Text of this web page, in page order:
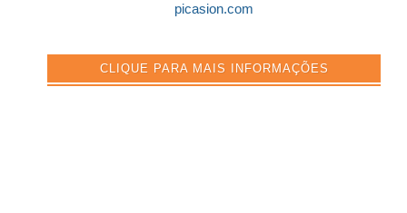
picasion.com
CLIQUE PARA MAIS INFORMAÇÕES